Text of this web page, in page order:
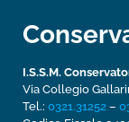
I.S.S.M.
Via Collegio
Tel.: 0321.31252 –